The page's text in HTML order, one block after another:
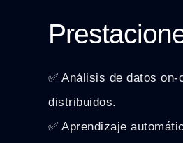
✅ Análisis de datos
distribuidos.
✅ Aprendizaje